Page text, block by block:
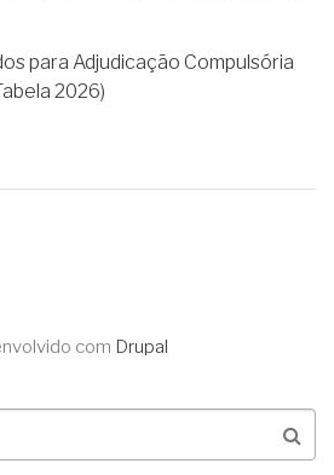
para Adjudicação Compulsória
2026)
com Drupal